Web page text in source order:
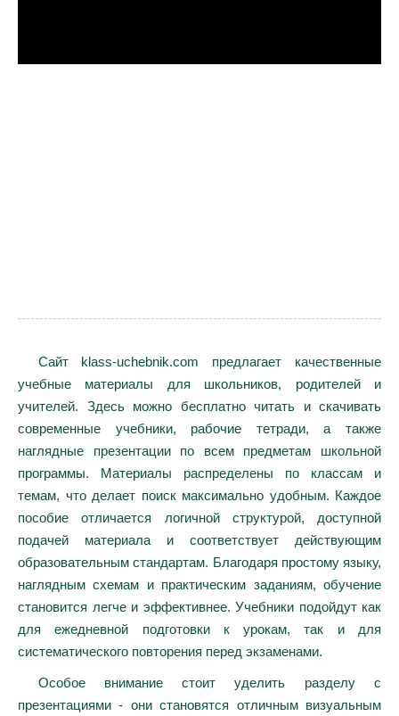
Сайт klass-uchebnik.com предлагает качественные
учебные материалы для школьников, родителей и
учителей. Здесь можно бесплатно читать и скачивать
современные учебники, рабочие тетради, а также
наглядные презентации по всем предметам школьной
программы. Материалы распределены по классам и
темам, что делает поиск максимально удобным. Каждое
пособие отличается логичной структурой, доступной
подачей материала и соответствует действующим
образовательным стандартам. Благодаря простому языку,
наглядным схемам и практическим заданиям, обучение
становится легче и эффективнее. Учебники подойдут как
для ежедневной подготовки к урокам, так и для
систематического повторения перед экзаменами.
Особое внимание стоит уделить разделу с
презентациями - они становятся отличным визуальным